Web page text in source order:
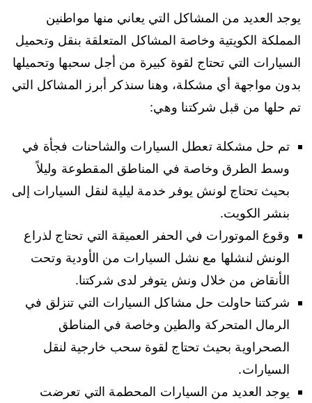
يوجد العديد من المشاكل التي يعاني منها مواطنين
المملكة الكويتية وخاصة المشاكل المتعلقة بنقل وتحميل
السيارات التي تحتاج لقوة كبيرة من أجل سحبها وتحميلها
بدون مواجهة أي مشكلة، وهنا سنذكر أبرز المشاكل التي
تم حلها من قبل شركتنا وهي:
تم حل مشكلة تعطل السيارات والشاحنات فجأة في
وسط الطرق وخاصة في المناطق المقطوعة وليلاً
بحيث تحتاج لونش يوفر خدمة ليلية لنقل السيارات إلى
بنشر الكويت.
وقوع الموتورات في الحفر العميقة التي تحتاج لذراع
الونش لنشلها مع نشل السيارات من الأودية وتحت
الأنقاض من خلال ونش يتوفر لدى شركتنا.
شركتنا حاولت حل مشاكل السيارات التي تنزلق في
الرمال المتحركة والطين وخاصة في المناطق
الصحراوية بحيث تحتاج لقوة سحب خارجية لنقل
السيارات.
يوجد العديد من السيارات المحطمة التي تعرضت